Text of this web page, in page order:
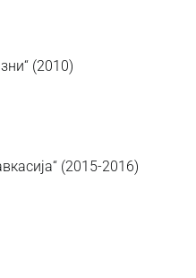
(2010)
(2015-2016)